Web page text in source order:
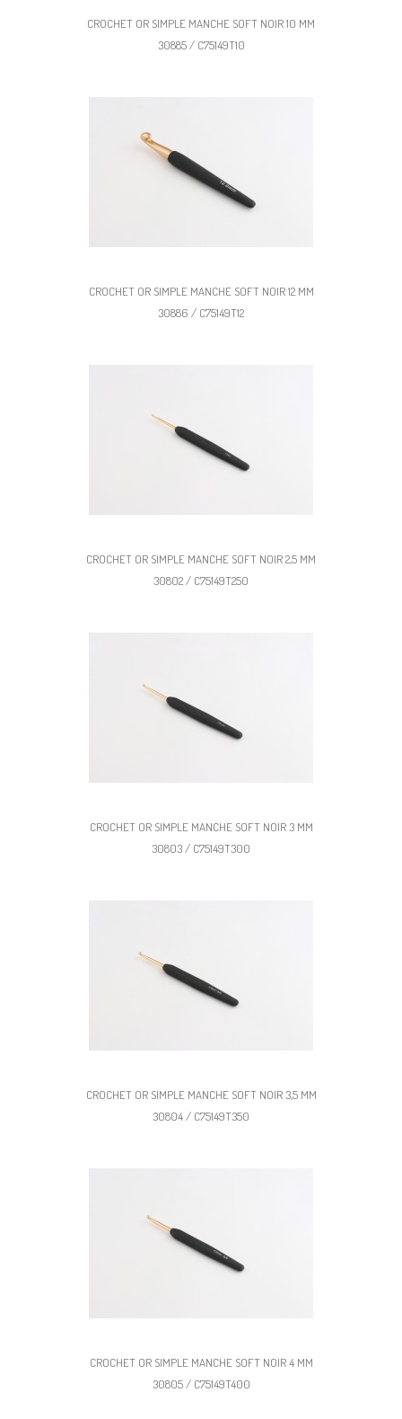
CROCHET OR SIMPLE MANCHE SOFT NOIR 10 MM
30885 / C75149T10
CROCHET OR SIMPLE MANCHE SOFT NOIR 12 MM
30886 / C75149T12
CROCHET OR SIMPLE MANCHE SOFT NOIR 2,5 MM
30802 / C75149T250
CROCHET OR SIMPLE MANCHE SOFT NOIR 3 MM
30803 / C75149T300
CROCHET OR SIMPLE MANCHE SOFT NOIR 3,5 MM
30804 / C75149T350
CROCHET OR SIMPLE MANCHE SOFT NOIR 4 MM
30805 / C75149T400